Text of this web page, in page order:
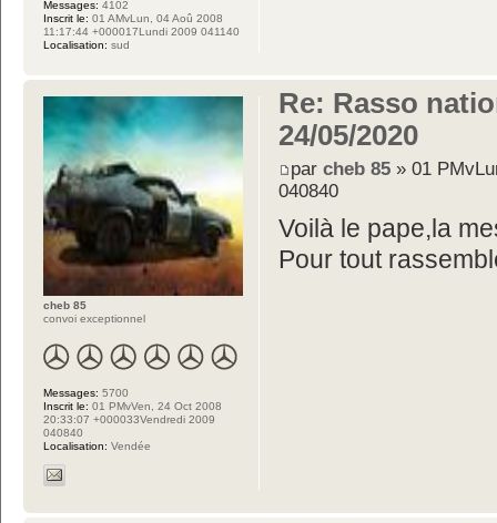
Messages: 4102
Inscrit le: 01 AMvLun, 04 Aoû 2008
11:17:44 +000017Lundi 2009 041140
Localisation: sud
Re: Rasso
24/05/2020
parcheb 85 » 01
040840
Voilà le pape,la
Pour tout
cheb 85
convoi exceptionnel
Messages: 5700
Inscrit le: 01 PMvVen, 24 Oct 2008
20:33:07 +000033Vendredi 2009
040840
Localisation: Vendée